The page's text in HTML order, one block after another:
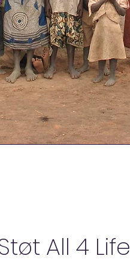
All 4 Life